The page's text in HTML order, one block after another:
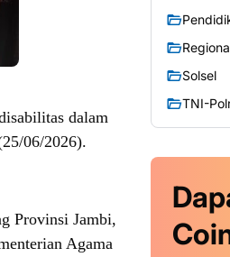
dalam
06/2026).
Provinsi Jambi,
Agama
Solsel
TNI-